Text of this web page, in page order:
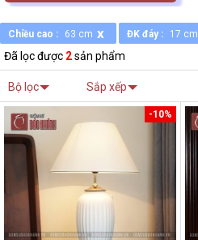
Chiều cao : 63 cm x ĐK đáy : 17 cm
Đã lọc được 2sản phẩm
Bộ lọc Sắp xếp
-10%